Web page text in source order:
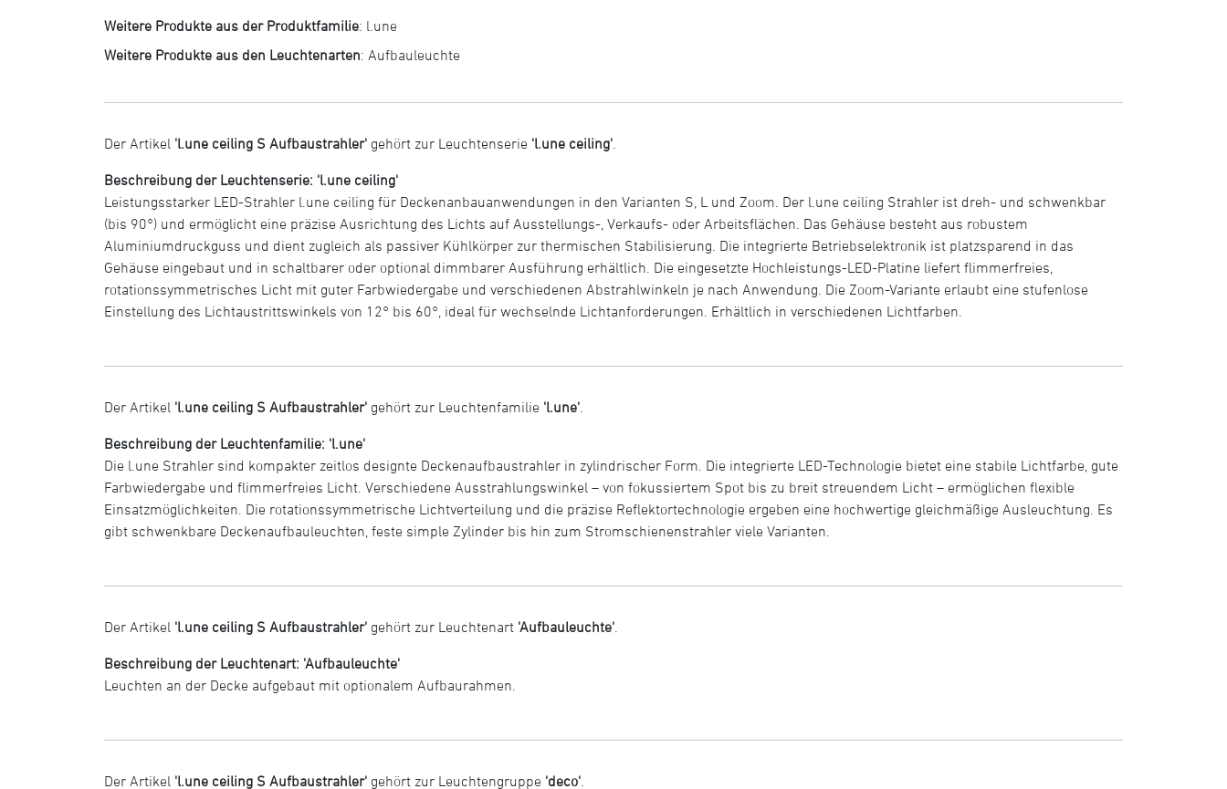
Weitere Produkte aus der Produktfamilie: l.une
Weitere Produkte aus den Leuchtenarten: Aufbauleuchte
Der Artikel 'l.une ceiling S Aufbaustrahler' gehört zur Leuchtenserie 'l.une ceiling'
Beschreibung der Leuchtenserie: 'l.une ceiling'
Leistungsstarker LED-Strahler l.une ceiling für Deckenanbauanwendungen in den Varianten S, L und Zoom. Der l.une ceiling Strahler ist dreh- und schwenkbar
(bis 90°) und ermöglicht eine präzise Ausrichtung des Lichts auf Ausstellungs-, Verkaufs- oder Arbeitsflächen. Das Gehäuse besteht aus robustem
Aluminiumdruckguss und dient zugleich als passiver Kühlkörper zur thermischen Stabilisierung. Die integrierte Betriebselektronik ist platzsparend in das
Gehäuse eingebaut und in schaltbarer oder optional dimmbarer Ausführung erhältlich. Die eingesetzte Hochleistungs-LED-Platine liefert flimmerfreies,
rotationssymmetrisches Licht mit guter Farbwiedergabe und verschiedenen Abstrahlwinkeln je nach Anwendung. Die Zoom-Variante erlaubt eine stufenlose
Einstellung des Lichtaustrittswinkels von 12° bis 60°, ideal für wechselnde Lichtanforderungen. Erhältlich in verschiedenen Lichtfarben.
Der Artikel 'l.une ceiling S Aufbaustrahler' gehört zur Leuchtenfamilie 'l.une'
Beschreibung der Leuchtenfamilie: 'l.une'
Die l.une Strahler sind kompakter zeitlos designte Deckenaufbaustrahler in zylindrischer Form. Die integrierte LED-Technologie bietet eine stabile Lichtfarbe, gute
Farbwiedergabe und flimmerfreies Licht. Verschiedene Ausstrahlungswinkel – von fokussiertem Spot bis zu breit streuendem Licht – ermöglichen flexible
Einsatzmöglichkeiten. Die rotationssymmetrische Lichtverteilung und die präzise Reflektortechnologie ergeben eine hochwertige gleichmäßige Ausleuchtung. Es
gibt schwenkbare Deckenaufbauleuchten, feste simple Zylinder bis hin zum Stromschienenstrahler viele Varianten.
Der Artikel 'l.une ceiling S Aufbaustrahler' gehört zur Leuchtenart 'Aufbauleuchte'
Beschreibung der Leuchtenart: 'Aufbauleuchte'
Leuchten an der Decke aufgebaut mit optionalem Aufbaurahmen.
Der Artikel 'l.une ceiling S Aufbaustrahler' gehört zur Leuchtengruppe 'deco'